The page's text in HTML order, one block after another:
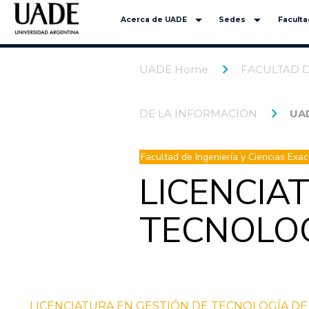
Acerca de UADE arrow_drop_down Sedes arrow_drop_down
UADE Home FACULTAD
DE LA INFORMACIÓN
Facultad de Ingeniería y Ciencias
LICENCIATURA EN GESTIÓN DE TECNOLOGÍA